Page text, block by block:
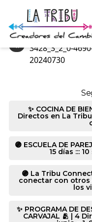
«
3428_3_2_0-
20240730
✨ COCINA DE
Directos en La
🟣 ESCUELA DE
15 días :::
🟣 La Tribu
conectar con otros
los
✨ PROGRAMA DE
CARVAJAL 🫂 | 4